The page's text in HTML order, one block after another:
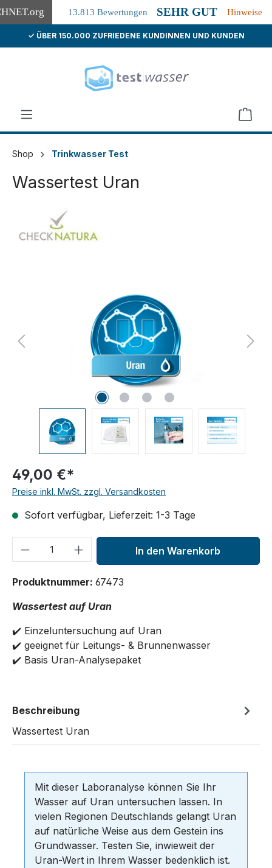
.org 13.813 Bewertungen SEHR GUT Hinweise
springen
✓ ÜBER 150.000 ZUFRIEDENE KUNDINNEN UND KUNDEN
Shop Trinkwasser Test
Wassertest Uran
49,00 €*
Preise inkl. MwSt. zzgl. Versandkosten
Sofort verfügbar, Lieferzeit: 1-3 Tage
Produkt Anzahl: Gib denIn den Warenkorb
Produktnummer: 67473
Wassertest auf Uran
✔️ Einzeluntersuchung auf Uran
✔️ geeignet für Leitungs- & Brunnenwasser
✔️ Basis Uran-Analysepaket
Beschreibung
Wassertest Uran
Mit dieser Laboranalyse können Sie Ihr
Wasser auf Uran untersuchen lassen. In
vielen Regionen Deutschlands gelangt Uran
auf natürliche Weise aus dem Gestein ins
Grundwasser. Testen Sie, inwieweit der
Uran-Wert in Ihrem Wasser bedenklich ist.